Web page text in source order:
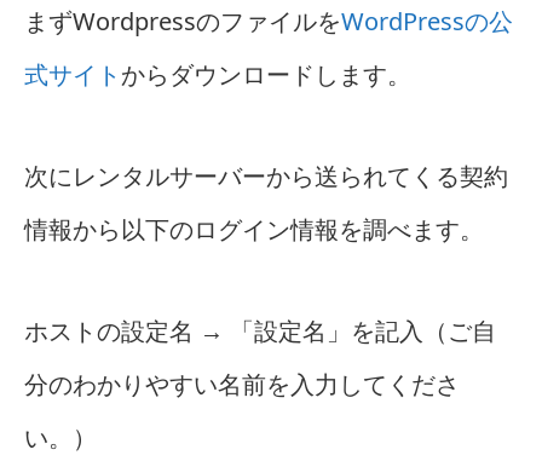
まずWordpressのファイルをWordPressの公
式サイト からダウンロードします。
次にレンタルサーバーから送られてくる契約
情報から以下のログイン情報を調べます。
ホストの設定名 → 「設定名」を記入（ご自
分のわかりやすい名前を入力してくださ
い。）